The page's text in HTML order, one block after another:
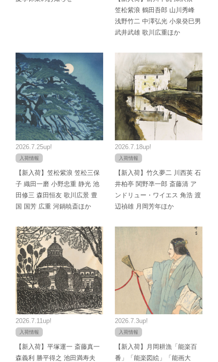
笠松紫浪 鶴田吾郎 山川秀峰
浅野竹二 中澤弘光 小泉癸巳男
武井武雄 歌川広重ほか
2026.7.25up!
入荷情報
【新入荷】笠松紫浪 笠松三保
子 織田一磨 小野忠重 静光 池
田修三 森田恒友 歌川広景 豊
国 国芳 広重 河鍋暁斎ほか
2026.7.18up!
入荷情報
【新入荷】竹久夢二 川西英 石
井柏亭 関野凖一郎 斎藤清 ア
ンドリュー・ワイエス 角浩 渡
辺禎雄 月岡芳年ほか
2026.7.11up!
入荷情報
【新入荷】平塚運一 斎藤真一
森義利 勝平得之 池田満寿夫
2026.7.3up!
入荷情報
【新入荷】月岡耕漁「能楽百
番」「能楽図絵」「能画大